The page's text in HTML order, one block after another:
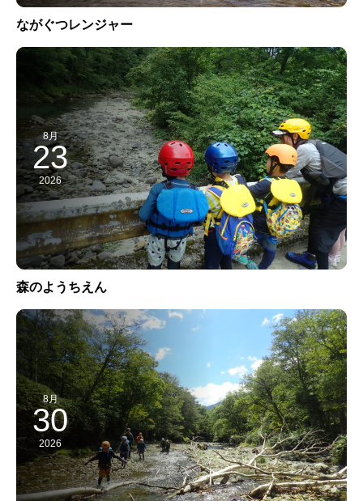
ながぐつレンジャー
8月
23
2026
森のようちえん
8月
30
2026